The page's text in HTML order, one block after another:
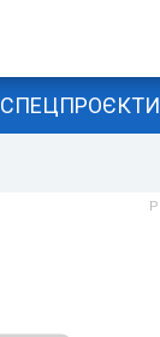
СПЕЦПРОЄКТИ